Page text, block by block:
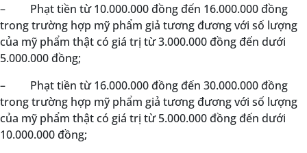
–
Phạt tiền từ 10.000.000 đồng đến 16.000.000 đồng
trong trường hợp mỹ phẩm giả tương đương với số lượng
của mỹ phẩm thật có giá trị từ 3.000.000 đồng đến dưới
5.000.000 đồng;
–
Phạt tiền từ 16.000.000 đồng đến 30.000.000 đồng
trong trường hợp mỹ phẩm giả tương đương với số lượng
của mỹ phẩm thật có giá trị từ 5.000.000 đồng đến dưới
10.000.000 đồng;